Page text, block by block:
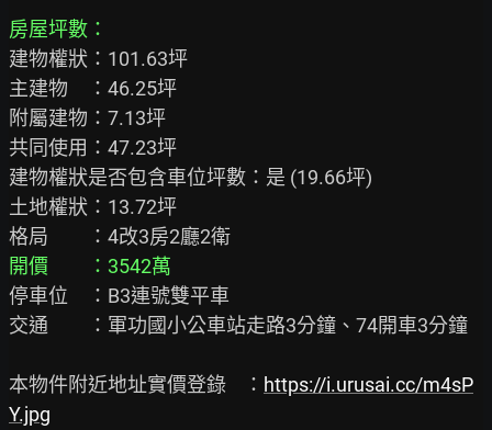
房屋坪數：
建物權狀：101.63坪
主建物　：46.25坪
附屬建物：7.13坪
共同使用：47.23坪
建物權狀是否包含車位坪數：是 (19.66坪)
土地權狀：13.72坪
開價　　：3542萬
停車位　：B3連號雙平車
交通　　：軍功國小公車站走路3分鐘、74開車3分鐘
本物件附近地址實價登錄    ： https://i.urusai.cc/m4sP
Y.jpg